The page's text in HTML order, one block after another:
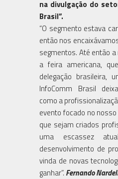
na divulgação do
Brasil”.
“O segmento estava
então nos
segmentos. Até então
a feira americana,
delegação brasileira,
InfoComm Brasil
como a
evento focado no
que sejam criados
uma escassez
desenvolvimento de
vinda de novas
ganhar”. Fernando